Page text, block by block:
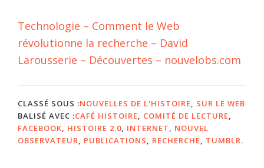
Technologie – Comment le Web
révolutionne la recherche – David
Larousserie – Découvertes – nouvelobs.com
CLASSÉ SOUS :NOUVELLES DE L'HISTOIRE
SUR LE WEB
BALISÉ AVEC :CAFÉ HISTOIRE COMITÉ DE LECTURE
FACEBOOK
HISTOIRE 2.0 INTERNET
NOUVEL
OBSERVATEUR
PUBLICATIONS RECHERCHE TUMBLR.